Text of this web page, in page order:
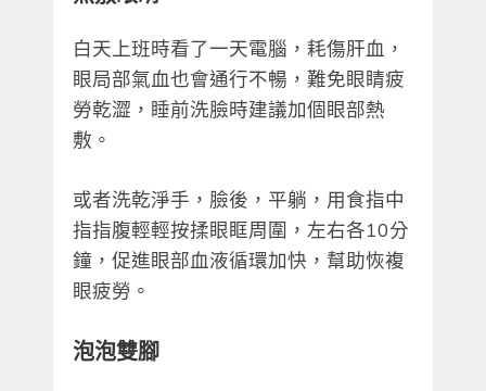
白天上班時看了一天電腦，耗傷肝血，
眼局部氣血也會通行不暢，難免眼睛疲
勞乾澀，睡前洗臉時建議加個眼部熱
敷。
或者洗乾淨手，臉後，平躺，用食指中
指指腹輕輕按揉眼眶周圍，左右各10分
鐘，促進眼部血液循環加快，幫助恢複
眼疲勞。
泡泡雙腳